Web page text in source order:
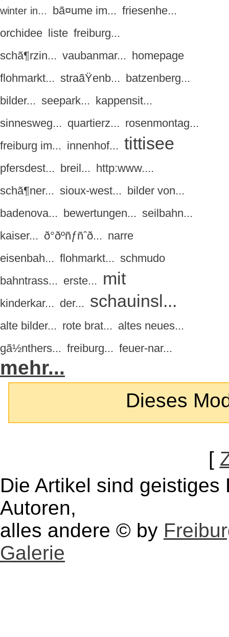
winter in... bã¤ume im... friesenhe...
orchidee liste freiburg...
schã¶rzin... vaubanmar... homepage
flohmarkt... straãŸenb... batzenberg...
bilder... seepark... kappensit...
sinnesweg... quartierz... rosenmontag...
freiburg im... innenhof... tittisee
pfersdest... breil... http:www....
schã¶ner... sioux-west... bilder von...
badenova... bewertungen... seilbahn...
kaiser... ð°ðºñƒñˆð... narre
eisenbah... flohmarkt... schmudo
bahntrass... erste... mit
kinderkar... der... schauinsl...
alte bilder... rote brat... altes neues...
gã½nthers... freiburg... feuer-nar...
mehr...
Dieses
[
Die Artikel sind
Autoren,
alles andere © by
Galerie